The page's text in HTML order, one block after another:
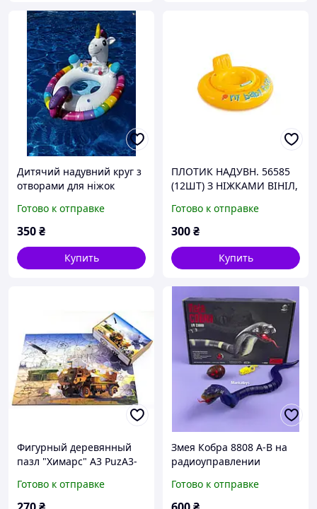
Дитячий надувний круг з
отворами для ніжок
71х76х58см 59570NP
Готово к отправке
350₴
Купить
ПЛОТИК НАДУВН. 56585
(12ШТ) З НІЖКАМИ ВІНІЛ,
Готово к отправке
300₴
Купить
Фигурный деревянный
пазл "Химарс" А3 PuzA3-
Готово к отправке
Змея Кобра 8808 A-B на
радиоуправлении
Готово к отправке